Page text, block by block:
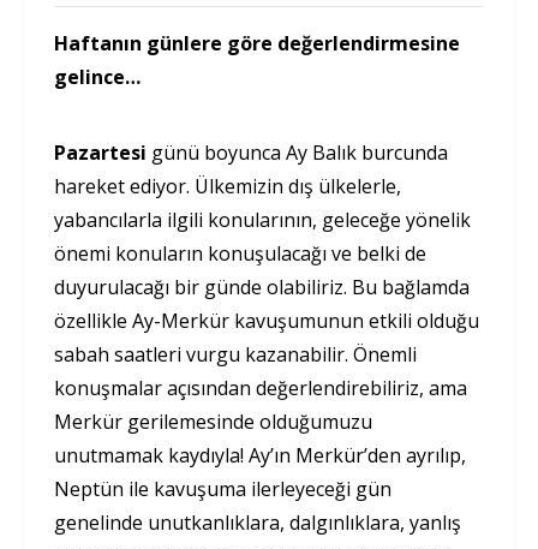
Haftanın günlere göre değerlendirmesine
gelince…
Pazartesi günü boyunca Ay Balık burcunda
hareket ediyor. Ülkemizin dış ülkelerle,
yabancılarla ilgili konularının, geleceğe yönelik
önemi konuların konuşulacağı ve belki de
duyurulacağı bir günde olabiliriz. Bu bağlamda
özellikle Ay-Merkür kavuşumunun etkili olduğu
sabah saatleri vurgu kazanabilir. Önemli
konuşmalar açısından değerlendirebiliriz, ama
Merkür gerilemesinde olduğumuzu
unutmamak kaydıyla! Ay’ın Merkür’den ayrılıp,
Neptün ile kavuşuma ilerleyeceği gün
genelinde unutkanlıklara, dalgınlıklara, yanlış